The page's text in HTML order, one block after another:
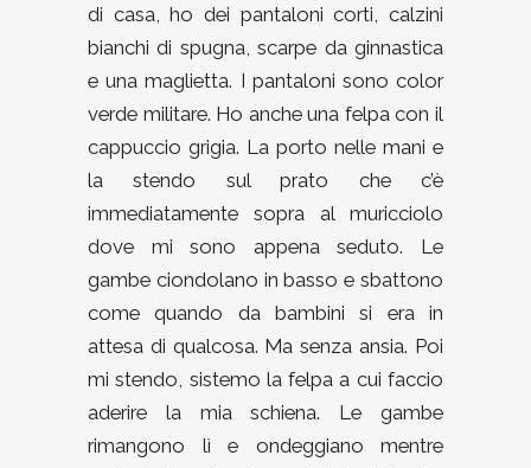
di casa, ho dei pantaloni corti, calzini
bianchi di spugna, scarpe da ginnastica
e una maglietta. I pantaloni sono color
verde militare. Ho anche una felpa con il
cappuccio grigia. La porto nelle mani e
la stendo sul prato che c’è
immediatamente sopra al muricciolo
dove mi sono appena seduto. Le
gambe ciondolano in basso e sbattono
come quando da bambini si era in
attesa di qualcosa. Ma senza ansia. Poi
mi stendo, sistemo la felpa a cui faccio
aderire la mia schiena. Le gambe
rimangono lì e ondeggiano mentre